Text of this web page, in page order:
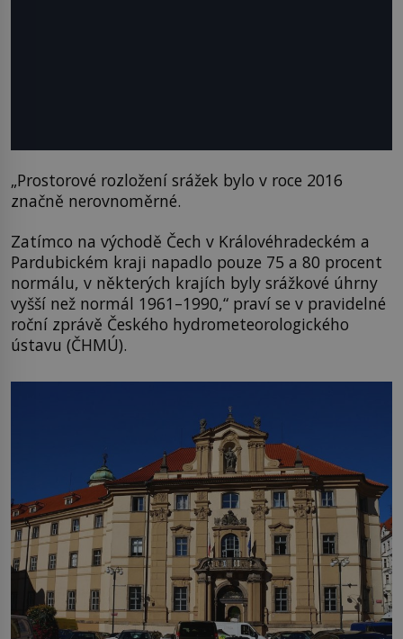
„Prostorové rozložení srážek bylo v roce 2016
značně nerovnoměrné.
Zatímco na východě Čech v Královéhradeckém a
Pardubickém kraji napadlo pouze 75 a 80 procent
normálu, v některých krajích byly srážkové úhrny
vyšší než normál 1961–1990,“ praví se v pravidelné
roční zprávě Českého hydrometeorologického
ústavu (ČHMÚ).